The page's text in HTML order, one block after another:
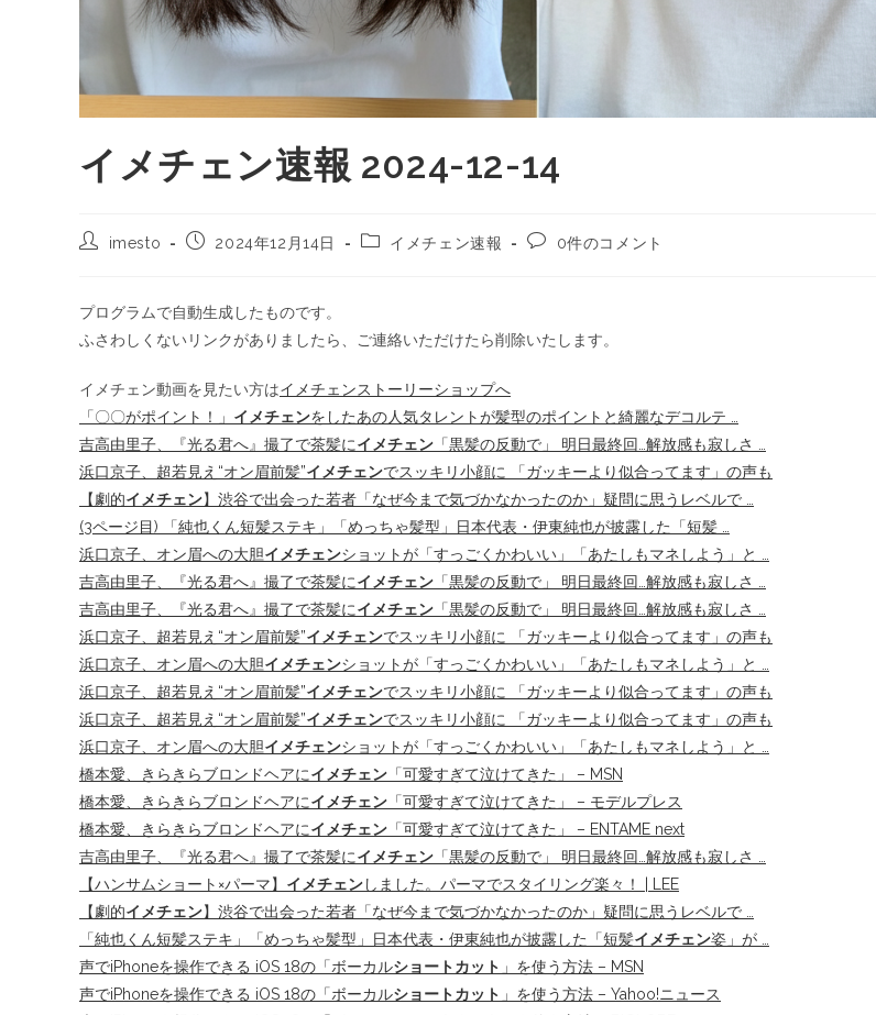
イメチェン速報 2024-12-14
imesto 2024年12月14日 イメチェン速報 0件のコメント
プログラムで自動生成したものです。
ふさわしくないリンクがありましたら、ご連絡いただけたら削除いたします。
イメチェン動画を見たい方はイメチェンストーリーショップへ
「〇〇がポイント！」 イメチェンをしたあの人気タレントが髪型のポイントと綺麗なデコルテ …
吉高由里子、『光る君へ』撮了で茶髪にイメチェン 「黒髪の反動で」 明日最終回…解放感も寂しさ …
浜口京子、超若見え“オン眉前髪”イメチェンでスッキリ小顔に 「ガッキーより似合ってます」の声も
【劇的イメチェン】渋谷で出会った若者「なぜ今まで気づかなかったのか」疑問に思うレベルで …
(3ページ目) 「純也くん短髪ステキ」「めっちゃ髪型」日本代表・伊東純也が披露した「短髪 …
浜口京子、オン眉への大胆イメチェンショットが「すっごくかわいい」「あたしもマネしよう」と …
吉高由里子、『光る君へ』撮了で茶髪にイメチェン 「黒髪の反動で」 明日最終回…解放感も寂しさ …
吉高由里子、『光る君へ』撮了で茶髪にイメチェン 「黒髪の反動で」 明日最終回…解放感も寂しさ …
浜口京子、超若見え“オン眉前髪”イメチェンでスッキリ小顔に 「ガッキーより似合ってます」の声も
浜口京子、オン眉への大胆イメチェンショットが「すっごくかわいい」「あたしもマネしよう」と …
浜口京子、超若見え“オン眉前髪”イメチェンでスッキリ小顔に 「ガッキーより似合ってます」の声も
浜口京子、超若見え“オン眉前髪”イメチェンでスッキリ小顔に 「ガッキーより似合ってます」の声も
浜口京子、オン眉への大胆イメチェンショットが「すっごくかわいい」「あたしもマネしよう」と …
橋本愛、きらきらブロンドヘアにイメチェン 「可愛すぎて泣けてきた」 – MSN
橋本愛、きらきらブロンドヘアにイメチェン 「可愛すぎて泣けてきた」 – モデルプレス
橋本愛、きらきらブロンドヘアにイメチェン 「可愛すぎて泣けてきた」 – ENTAME next
吉高由里子、『光る君へ』撮了で茶髪にイメチェン 「黒髪の反動で」 明日最終回…解放感も寂しさ …
【ハンサムショート×パーマ】 イメチェンしました。パーマでスタイリング楽々！ | LEE
【劇的イメチェン】渋谷で出会った若者「なぜ今まで気づかなかったのか」疑問に思うレベルで …
「純也くん短髪ステキ」「めっちゃ髪型」日本代表・伊東純也が披露した「短髪イメチェン姿」が …
声でiPhoneを操作できる iOS 18の「ボーカルショートカット 」を使う方法 – MSN
声でiPhoneを操作できる iOS 18の「ボーカルショートカット 」を使う方法 – Yahoo!ニュース